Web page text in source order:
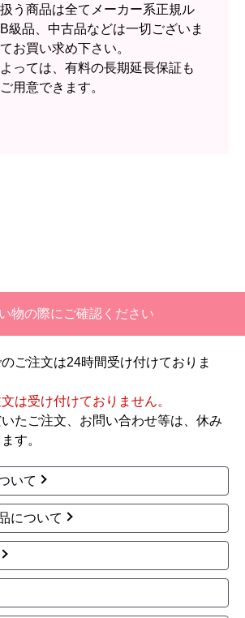
絡や対応は適切でしたか？
商品が届きましたか？
くらいで届きましたか？】
。
コメント】
０点満点の３．５点。マイナス
々工事が雑。
ったこと。
提示も無く、どこの業者で名前が
ない。少々不安である。
設定や取り扱いの説明もなく、慌
感じ。
もHPとは違った。８年保証にして
う商品は全てメーカー系正規ル
級品、中古品などは一切ございま
お買い求め下さい。
っては、有料の長期延長保証も
用意できます。
物の際にご確認ください
ご注文は24時間受け付けておりま
は受け付けておりません。
たご注文、お問い合わせ等は、休み
す。
いて
について